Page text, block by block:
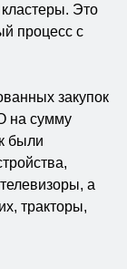
Это
процесс с
закупок
на сумму
были
а
тракторы,